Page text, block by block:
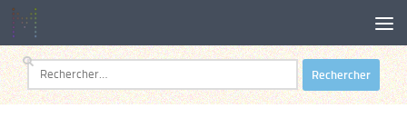
Au dessous du contenu
Rechercher :